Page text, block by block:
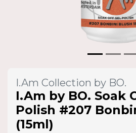
I.Am Collection by BO.
I.Am by BO. Soak
Polish #207
(15ml)